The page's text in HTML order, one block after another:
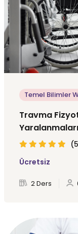
Temel Bilimler
Travma
Yaralanmaları
Ücretsiz
2 Ders